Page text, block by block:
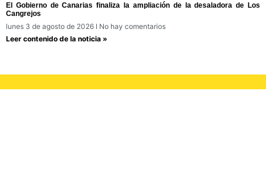
El Gobierno de Canarias finaliza la ampliación de la desaladora de Los
Cangrejos
lunes 3 de agosto de 2026
No hay comentarios
Leer contenido de la noticia »